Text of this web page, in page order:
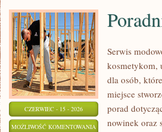
CZERWIEC - 15 - 2026
MOŻLIWOŚĆ KOMENTOWANIA PORADNIK
Serwis
kosmetykom,
dla osób,
miejsce
porad
nowinek oraz